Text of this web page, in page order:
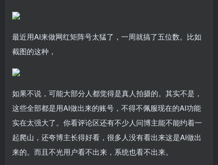
最近用AI来做网红矩阵号太猛了，一周就搞了五位数。比如
截图的这种，
如果不说，可能大部分人都觉得是真人拍摄的。其实不是，
这些全部都是用AI做出来的账号，不得不佩服现在的AI功能
实在太强大了。你看评论区还有不少人问博主能不能约着一
起爬山，还夸博主长得好看，很多人没有看出来这是AI做出
来的。而且不光用户看不出来，系统也看不出来。